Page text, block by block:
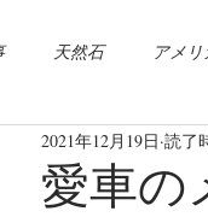
天然石 アメ
愛車の
2021年12月19日 読了